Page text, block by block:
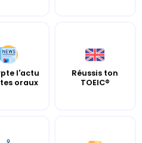
l'actu
oraux
Réussis ton
TOEIC®